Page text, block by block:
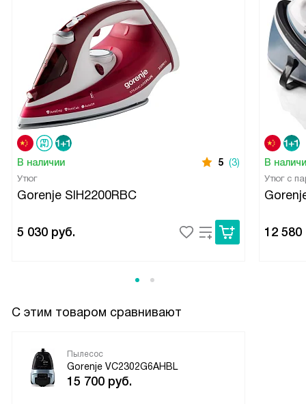
В наличии 5 (3)
Утюг
Gorenje SIH2200RBC
5 030 руб.
В
Утюг с
12 580
С этим товаром сравнивают
Пылесос
Gorenje VC2302G6AHBL
15 700 руб.